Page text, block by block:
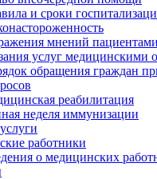
и сроки
мнений пациентами
услуг медицинскими
обращения граждан
реабилитация
неделя иммунизации
работники
о медицинских